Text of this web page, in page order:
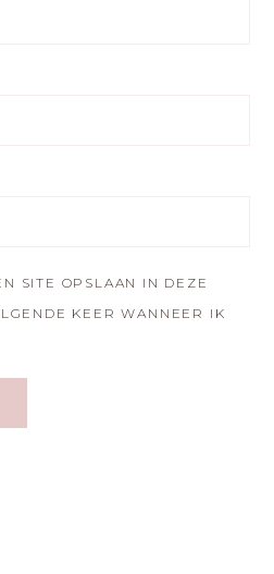
SITE OPSLAAN IN DEZE
KEER WANNEER IK